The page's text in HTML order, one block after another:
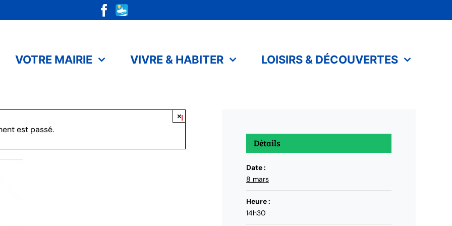
VOTRE MAIRIE VIVRE & HABITER LOISIRS & DÉCOUVERTES
est passé.
×
Détails
Date :
8 mars
Heure :
14h30